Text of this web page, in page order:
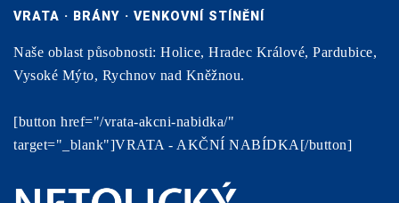
VRATA · BRÁNY · VENKOVNÍ STÍNĚNÍ
Naše oblast působnosti: Holice, Hradec Králové, Pardubice,
Vysoké Mýto, Rychnov nad Kněžnou.
[button href="/vrata-akcni-nabidka/"
target="_blank"]VRATA - AKČNÍ NABÍDKA[/button]